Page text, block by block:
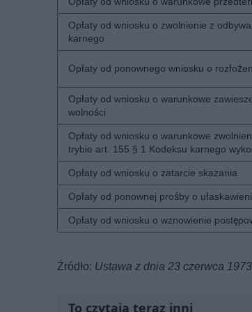
Opłaty od wniosku o zwolnienie z
karnego
Opłaty od ponownego wniosku o
Opłaty od wniosku o warunkowe
wolności
Opłaty od wniosku o warunkowe
trybie art. 155 § 1 Kodeksu karnego
Opłaty od wniosku o zatarcie skazania
Opłaty od ponownej prośby o
Opłaty od wniosku o wznowienie
Źródło: Ustawa z dnia 23 czerwca
To czytają teraz inni